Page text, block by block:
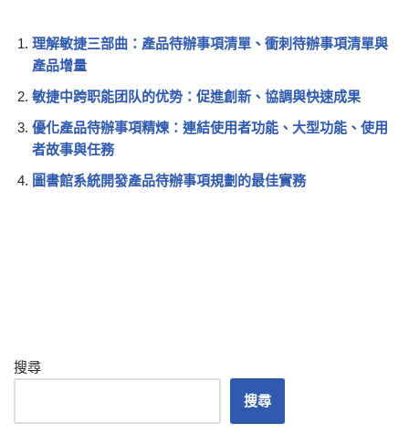
理解敏捷三部曲：產品待辦事項清單、衝刺待辦事項清單與
產品增量
敏捷中跨职能团队的优势：促進創新、協調與快速成果
優化產品待辦事項精煉：連結使用者功能、大型功能、使用
者故事與任務
圖書館系統開發產品待辦事項規劃的最佳實務
搜尋
搜尋